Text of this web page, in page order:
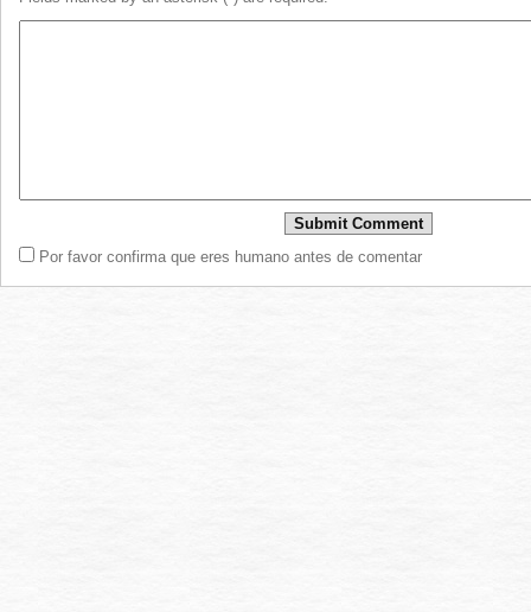
Por favor confirma que eres humano antes de comentar